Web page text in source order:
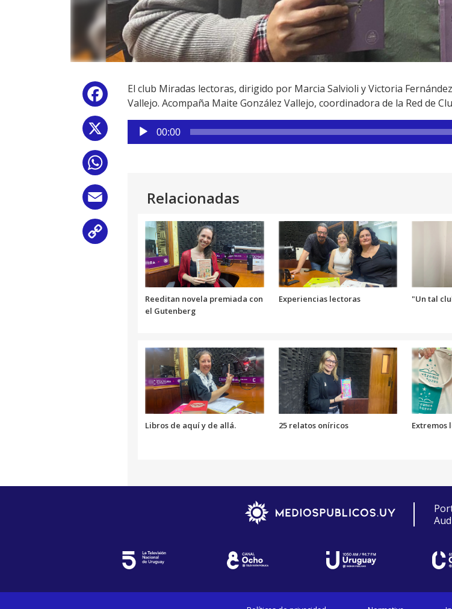
Facebook
El club Miradas lectoras, dirigido por Marcia Salvioli y Victoria
Vallejo. Acompaña Maite González Vallejo, coordinadora de la Red de
Reproductor
de
00:00
Relacionadas
Reeditan novela premiada con
el Gutenberg
Experiencias lectoras "Un tal
Libros de aquí y de allá. 25 relatos oníricos Extremos